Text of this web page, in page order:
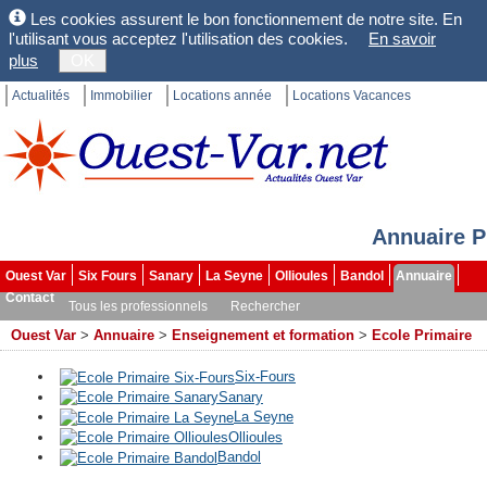
Les cookies assurent le bon fonctionnement de notre site. En
l'utilisant vous acceptez l'utilisation des cookies.
En savoir
plus
Actualités Immobilier Locations année Locations Vacances
Annuaire
Ouest Var Six Fours Sanary La Seyne Ollioules Bandol
Annuaire
Contact
Tous les professionnels Rechercher
Ouest Var > Annuaire > Enseignement et formation > Ecole Primaire
Six-Fours
Sanary
La Seyne
Ollioules
Bandol